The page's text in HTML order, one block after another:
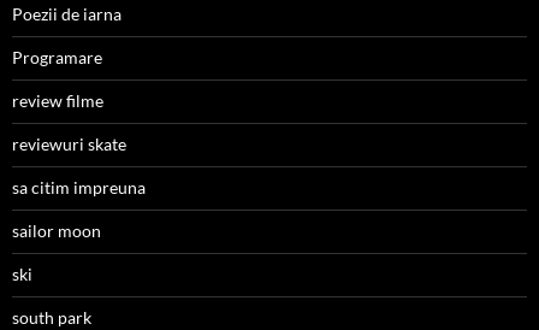
Poezii de iarna
Programare
review filme
reviewuri skate
sa citim impreuna
sailor moon
ski
south park